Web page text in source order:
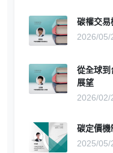
碳權交易
2026/05/
從全球到
展望
2026/02/
碳定價機
2025/05/